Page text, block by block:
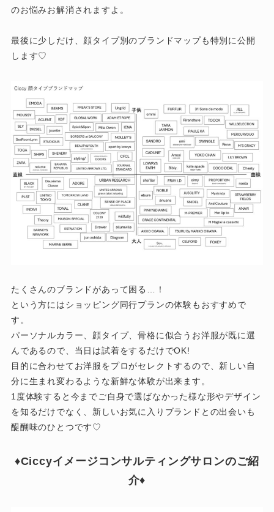
のお悩みお解消されますよ。
最後に少しだけ、顔タイプ別のブランドマップも特別に公開
します♡
たくさんのブランドがあって困る…！
という方にはショッピング同行プランの体験もおすすめで
す。
パーソナルカラー、顔タイプ、骨格に似合うお洋服が既に選
んであるので、当日は試着をするだけでOK!
目的に合わせてお洋服をプロがセレクトするので、新しい自
分に生まれ変わるような新鮮な体験が出来ます。
1度体験すると今までご自身で選ばなかった様な形やデザイン
を知るだけでなく、新しいお気に入りブランドとの出会いも
醍醐味のひとつです♡
♦︎Ciccyイメージコンサルティングサロンのご紹
介♦︎